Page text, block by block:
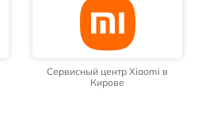
Сервисный центр Xiaomi в
Кирове